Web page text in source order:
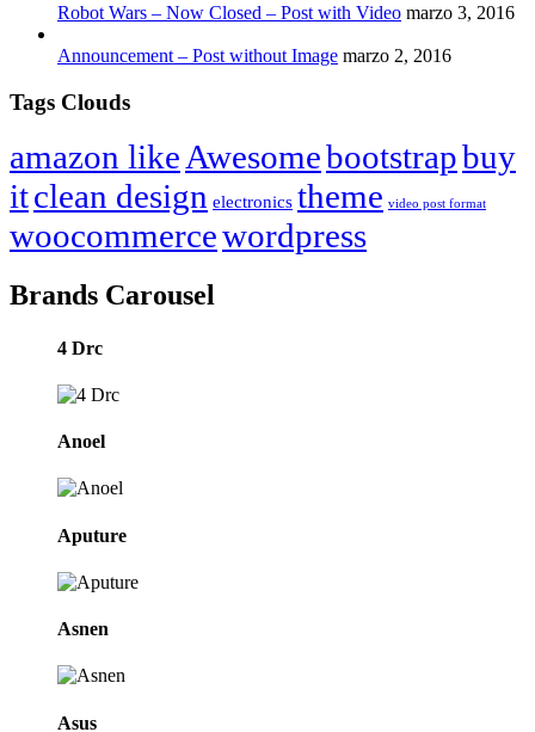
Robot Wars – Now Closed – Post with Video marzo 3, 2016
Announcement – Post without Image marzo 2, 2016
Tags Clouds
amazon likeAwesomebootstrapbuy
itclean design electronics theme video post format
woocommercewordpress
Brands Carousel
4 Drc
Anoel
Aputure
Asnen
Asus